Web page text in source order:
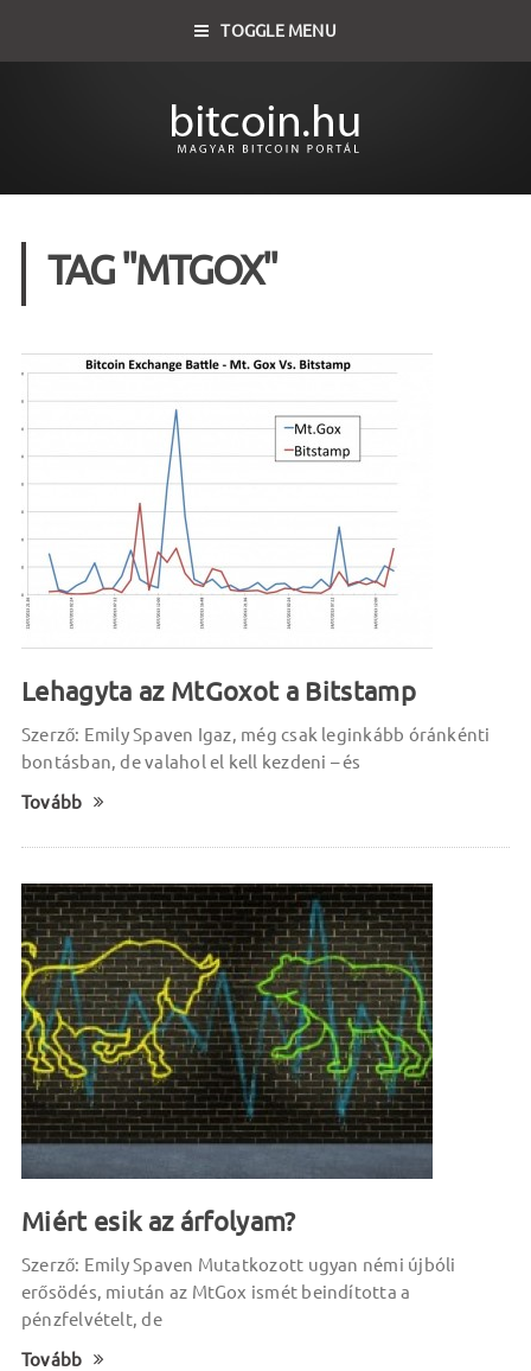
TOGGLE MENU
TAG "MTGOX"
Lehagyta az MtGoxot a Bitstamp
Szerző: Emily Spaven Igaz, még csak leginkább óránkénti
bontásban, de valahol el kell kezdeni – és
Tovább
Miért esik az árfolyam?
Szerző: Emily Spaven Mutatkozott ugyan némi újbóli
erősödés, miután az MtGox ismét beindította a
pénzfelvételt, de
Tovább